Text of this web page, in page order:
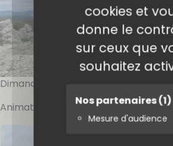
cookies et
donne le
sur ceux que
souhaitez
Nos partenaires(1)
Mesure d'audience
Dimanche 13 avril 2025
Animateur :
PIERRE